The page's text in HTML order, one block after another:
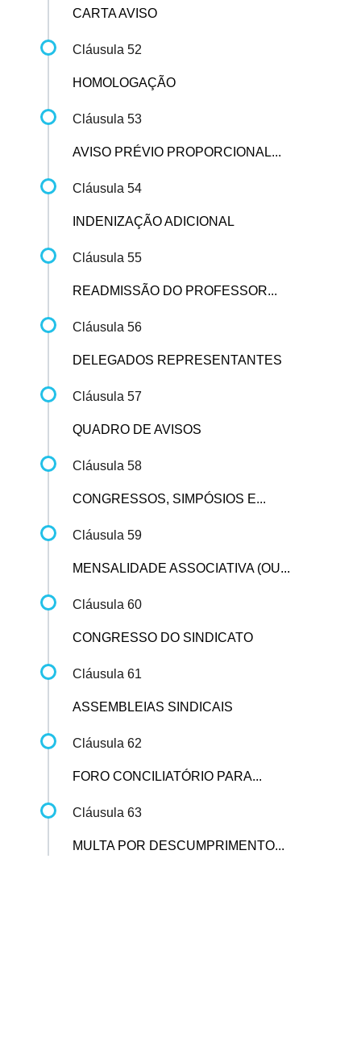
CARTA AVISO
Cláusula 52
HOMOLOGAÇÃO
Cláusula 53
AVISO PRÉVIO PROPORCIONAL...
Cláusula 54
INDENIZAÇÃO ADICIONAL
Cláusula 55
READMISSÃO DO PROFESSOR...
Cláusula 56
DELEGADOS REPRESENTANTES
Cláusula 57
QUADRO DE AVISOS
Cláusula 58
CONGRESSOS, SIMPÓSIOS E...
Cláusula 59
MENSALIDADE ASSOCIATIVA (OU...
Cláusula 60
CONGRESSO DO SINDICATO
Cláusula 61
ASSEMBLEIAS SINDICAIS
Cláusula 62
FORO CONCILIATÓRIO PARA...
Cláusula 63
MULTA POR DESCUMPRIMENTO...